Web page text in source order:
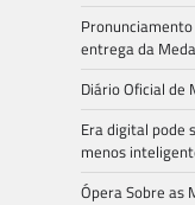
entrega da
Diário Oficial de
Era digital pode
menos
Ópera Sobre as